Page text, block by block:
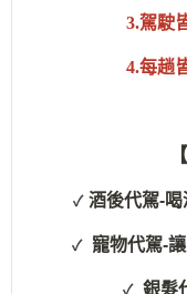
3.駕駛
4.每趟
✓ 酒後代駕-
✓ 寵物代駕-
✓ 銀髮